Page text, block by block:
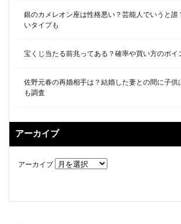
銀のカメレオン座は性格悪い？芸能人でいうと誰
いタイプも
宝くじ当たる前兆ってある？確率や買い方のポイ
佐野元春の再婚相手は？結婚した妻との間に子供
も調査
アーカイブ
アーカイブ